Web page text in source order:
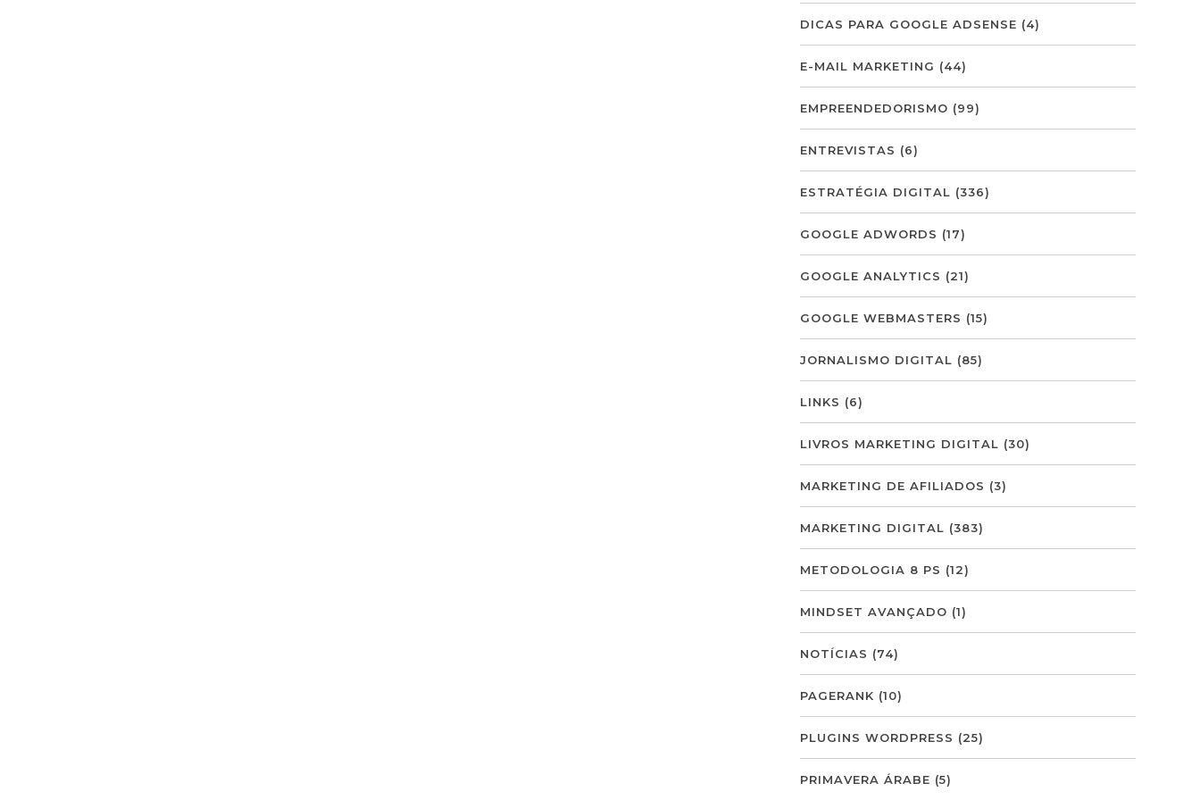
DICAS PARA GOOGLE ADSENSE (4)
E-MAIL MARKETING (44)
EMPREENDEDORISMO (99)
ENTREVISTAS (6)
ESTRATÉGIA DIGITAL (336)
GOOGLE ADWORDS (17)
GOOGLE ANALYTICS (21)
GOOGLE WEBMASTERS (15)
JORNALISMO DIGITAL (85)
LINKS (6)
LIVROS MARKETING DIGITAL (30)
MARKETING DE AFILIADOS (3)
MARKETING DIGITAL (383)
METODOLOGIA 8 PS (12)
MINDSET AVANÇADO (1)
NOTÍCIAS (74)
PAGERANK (10)
PLUGINS WORDPRESS (25)
PRIMAVERA ÁRABE (5)